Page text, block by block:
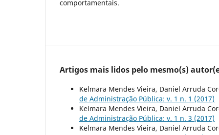
comportamentais.
Artigos mais lidos pelo mesmo(s)
Kelmara Mendes Vieira, Daniel Arruda
de Administração Pública: v. 1 n. 1 (2017)
Kelmara Mendes Vieira, Daniel Arruda
de Administração Pública: v. 1 n. 3 (2017)
Kelmara Mendes Vieira, Daniel Arruda